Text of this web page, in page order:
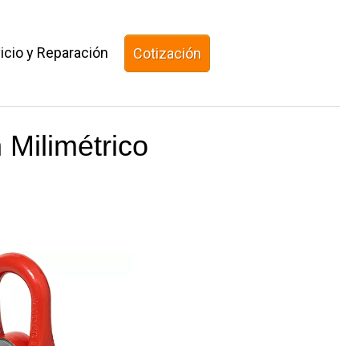
y Reparación Cotización
Milimétrico